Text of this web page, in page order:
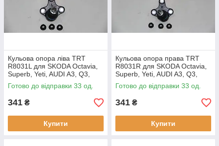
Кульова опора ліва TRT
R8031L для SKODA Octavia,
Superb, Yeti, AUDI A3, Q3,
RSQ3, S3, SEAT Altea, Leon,
Toledo, VOLKSWAGEN Beetle,
Готово до відправки 33 од.
341 ₴
Купити
Кульова опора права TRT
R8031R для SKODA Octavia,
Superb, Yeti, AUDI A3, Q3,
RSQ3, S3, SEAT Altea, Leon,
Toledo, VOLKSWAGEN
Готово до відправки 33 од.
341 ₴
Купити